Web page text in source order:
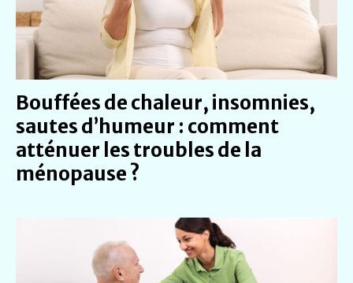
Bouffées de chaleur, insomnies,
sautes d’humeur : comment
atténuer les troubles de la
ménopause ?